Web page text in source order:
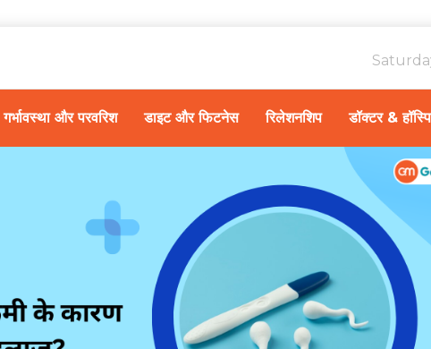
गर्भावस्था और परवरिश डाइट और फिटनेस रिलेशनशिप डॉक्टर &